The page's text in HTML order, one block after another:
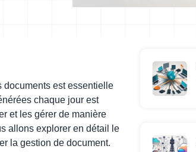
documents est essentielle
chaque jour est
et les gérer de manière
allons explorer en détail le
la gestion de document.